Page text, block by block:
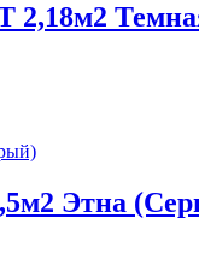
2,18м2
Этна